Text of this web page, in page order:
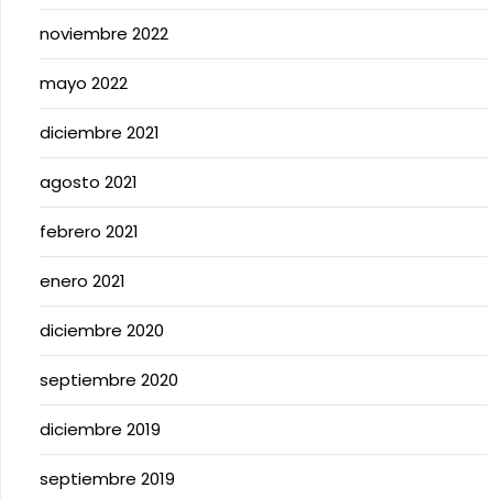
noviembre 2022
mayo 2022
diciembre 2021
agosto 2021
febrero 2021
enero 2021
diciembre 2020
septiembre 2020
diciembre 2019
septiembre 2019